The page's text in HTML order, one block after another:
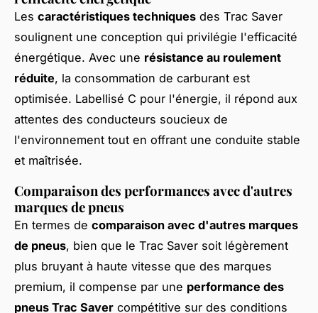
Les caractéristiques techniques des Trac Saver
soulignent une conception qui privilégie l'efficacité
énergétique. Avec une résistance au roulement
réduite, la consommation de carburant est
optimisée. Labellisé C pour l'énergie, il répond aux
attentes des conducteurs soucieux de
l'environnement tout en offrant une conduite stable
et maîtrisée.
Comparaison des performances avec d'autres
marques de pneus
En termes de comparaison avec d'autres marques
de pneus, bien que le Trac Saver soit légèrement
plus bruyant à haute vitesse que des marques
premium, il compense par une performance des
pneus Trac Saver compétitive sur des conditions